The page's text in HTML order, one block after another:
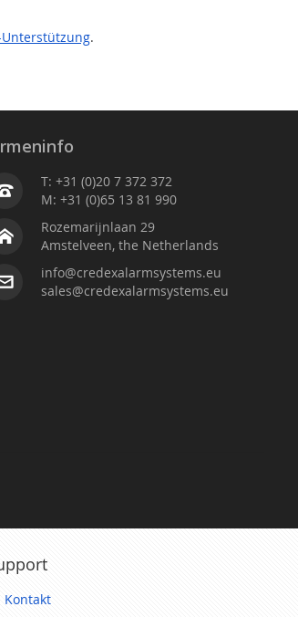
Unterstützung.
T: +31 (0)20 7 372 372
M: +31 (0)65 13 81 990
Rozemarijnlaan 29
Amstelveen, the Netherlands
info@credexalarmsystems.eu
sales@credexalarmsystems.eu
Kontakt